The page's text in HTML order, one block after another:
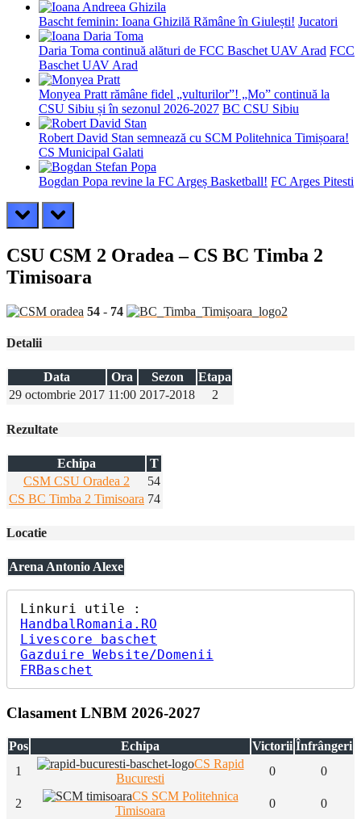
Bascht feminin: Ioana Ghizilă Rămâne în Giulești! Jucatori
Daria Toma continuă alături de FCC Baschet UAV Arad FCC
Baschet UAV Arad
Monyea Pratt rămâne fidel „vulturilor”! „Mo” continuă la
CSU Sibiu și în sezonul 2026-2027 BC CSU Sibiu
Robert David Stan semnează cu SCM Politehnica Timișoara!
CS Municipal Galati
Bogdan Popa revine la FC Argeș Basketball! FC Arges Pitesti
prev next
CSU CSM 2 Oradea – CS BC Timba 2
Timisoara
54 - 74
Detalii
Data Ora Sezon
Etapa
29 octombrie 2017 11:00 2017-2018 2
Rezultate
Echipa
T
CSM CSU Oradea 2
54
CS BC Timba 2 Timisoara 74
Locatie
Arena Antonio Alexe
HandbalRomania.RO
Livescore baschet
Gazduire Website/Domenii
FRBaschet
Clasament LNBM 2026-2027
Pos Echipa Victorii Înfrângeri
1
CS Rapid
Bucuresti
0 0
2
CS SCM Politehnica
Timisoara
0 0